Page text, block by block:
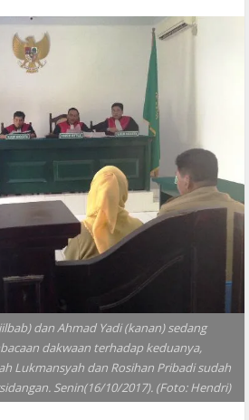
dan Ahmad Yadi (kanan) sedang
dakwaan terhadap keduanya,
Lukmansyah dan Rosihan Pribadi sudah
Senin(16/10/2017). (Foto: Hendri)